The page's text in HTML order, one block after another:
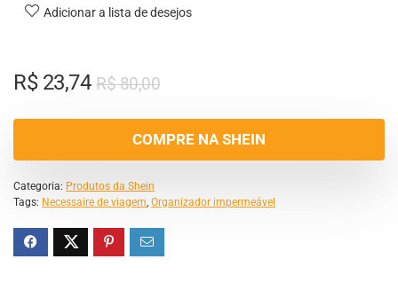
Adicionar a lista de desejos
R$80,00
R$23,74
COMPRE NA SHEIN
Categoria: Produtos da Shein
Tags: Necessaire de viagem, Organizador impermeável